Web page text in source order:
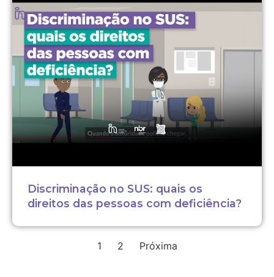
Discriminação no SUS: quais os
direitos das pessoas com deficiência?
1 2 Próxima